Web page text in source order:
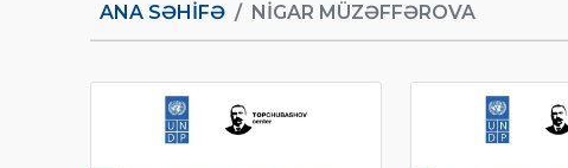
ANA SƏHIFƏ NIGAR MÜZƏFFƏROVA